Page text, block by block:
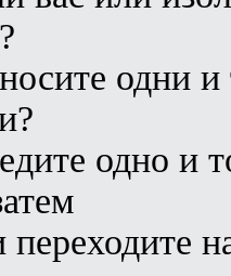
одни
одно и
переходите